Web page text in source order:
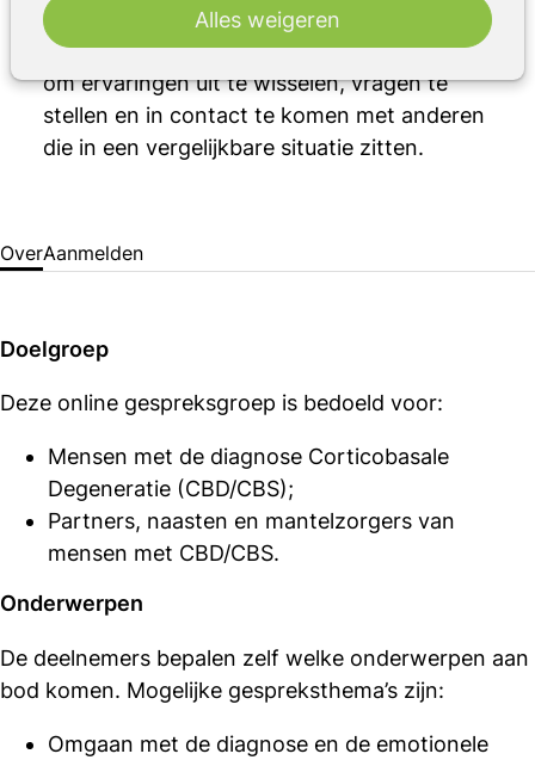
Alles weigeren
dagelijks leven. Deze online gespreksgroep
biedt je een veilige en vertrouwde omgeving
om ervaringen uit te wisselen, vragen te
stellen en in contact te komen met anderen
die in een vergelijkbare situatie zitten.
OverAanmelden
Doelgroep
Deze online gespreksgroep is bedoeld voor:
Mensen met de diagnose Corticobasale
Degeneratie (CBD/CBS);
Partners, naasten en mantelzorgers van
mensen met CBD/CBS.
Onderwerpen
De deelnemers bepalen zelf welke onderwerpen aan
bod komen. Mogelijke gespreksthema’s zijn:
Omgaan met de diagnose en de emotionele